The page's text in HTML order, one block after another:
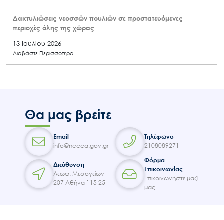
Δακτυλιώσεις νεοσσών πουλιών σε προστατευόμενες
περιοχές όλης της χώρας
13 Ιουλίου 2026
Διαβάστε Περισσότερα
Θα μας βρείτε
Email
info@necca.gov.gr
Τηλέφωνο
2108089271
Διεύθυνση
Λεωφ. Μεσογείων
207 Αθήνα 115 25
Φόρμα
Επικοινωνίας
Επικοινωνήστε μαζί
μας